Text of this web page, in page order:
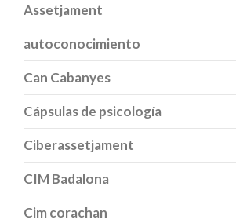
Assetjament
autoconocimiento
Can Cabanyes
Cápsulas de psicología
Ciberassetjament
CIM Badalona
Cim corachan